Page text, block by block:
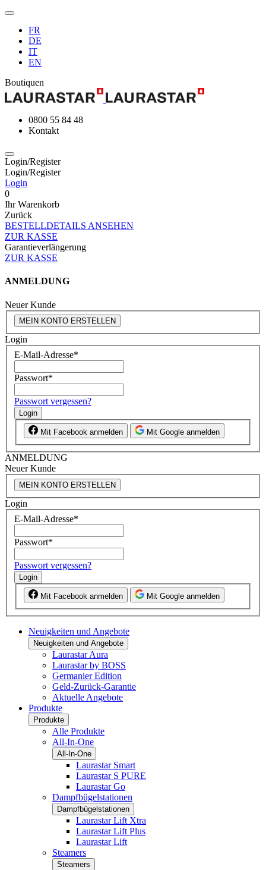
FR
DE
IT
EN
Boutiquen
0800 55 84 48
Kontakt
Login/Register
Login/Register
Login
0
Ihr Warenkorb
Zurück
BESTELLDETAILS ANSEHEN
ZUR KASSE
Garantieverlängerung
ZUR KASSE
ANMELDUNG
Neuer Kunde
MEIN KONTO ERSTELLEN
Login
E-Mail-Adresse*
Passwort*
Passwort vergessen?
Login
Mit Facebook anmelden Mit Google anmelden
ANMELDUNG
Neuer Kunde
MEIN KONTO ERSTELLEN
Login
E-Mail-Adresse*
Passwort*
Passwort vergessen?
Login
Mit Facebook anmelden Mit Google anmelden
Neuigkeiten und Angebote
Neuigkeiten und Angebote
Laurastar Aura
Laurastar by BOSS
Germanier Edition
Geld-Zurück-Garantie
Aktuelle Angebote
Produkte
Produkte
Alle Produkte
All-In-One
All-In-One
Laurastar Smart
Laurastar S PURE
Laurastar Go
Dampfbügelstationen
Dampfbügelstationen
Laurastar Lift Xtra
Laurastar Lift Plus
Laurastar Lift
Steamers
Steamers